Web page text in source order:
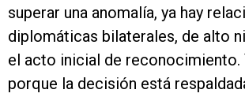
superar una anomalía, ya hay
diplomáticas bilaterales, de alto
el acto inicial de reconocimiento.
porque la decisión está